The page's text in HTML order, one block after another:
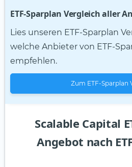
ETF-Sparplan Vergleich aller
Lies unseren ETF-Sparplan
welche Anbieter von ETF-
empfehlen.
Zum ETF-Sparplan
Scalable Capital
Angebot nach